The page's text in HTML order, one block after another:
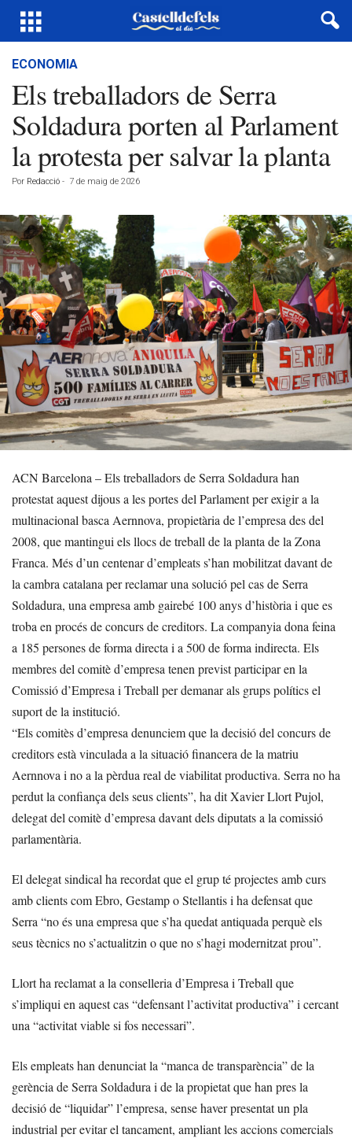
ECONOMIA
Els treballadors de Serra
Soldadura porten al Parlament
la protesta per salvar la planta
Por Redacció - 7 de maig de 2026
ACN Barcelona – Els treballadors de Serra Soldadura han
protestat aquest dijous a les portes del Parlament per exigir a la
multinacional basca Aernnova, propietària de l’empresa des del
2008, que mantingui els llocs de treball de la planta de la Zona
Franca. Més d’un centenar d’empleats s’han mobilitzat davant de
la cambra catalana per reclamar una solució pel cas de Serra
Soldadura, una empresa amb gairebé 100 anys d’història i que es
troba en procés de concurs de creditors. La companyia dona feina
a 185 persones de forma directa i a 500 de forma indirecta. Els
membres del comitè d’empresa tenen previst participar en la
Comissió d’Empresa i Treball per demanar als grups polítics el
suport de la institució.
“Els comitès d’empresa denunciem que la decisió del concurs de
creditors està vinculada a la situació financera de la matriu
Aernnova i no a la pèrdua real de viabilitat productiva. Serra no ha
perdut la confiança dels seus clients”, ha dit Xavier Llort Pujol,
delegat del comitè d’empresa davant dels diputats a la comissió
parlamentària.
El delegat sindical ha recordat que el grup té projectes amb curs
amb clients com Ebro, Gestamp o Stellantis i ha defensat que
Serra “no és una empresa que s’ha quedat antiquada perquè els
seus tècnics no s’actualitzin o que no s’hagi modernitzat prou”.
Llort ha reclamat a la conselleria d’Empresa i Treball que
s’impliqui en aquest cas “defensant l’activitat productiva” i cercant
una “activitat viable si fos necessari”.
Els empleats han denunciat la “manca de transparència” de la
gerència de Serra Soldadura i de la propietat que han pres la
decisió de “liquidar” l’empresa, sense haver presentat un pla
industrial per evitar el tancament, ampliant les accions comercials